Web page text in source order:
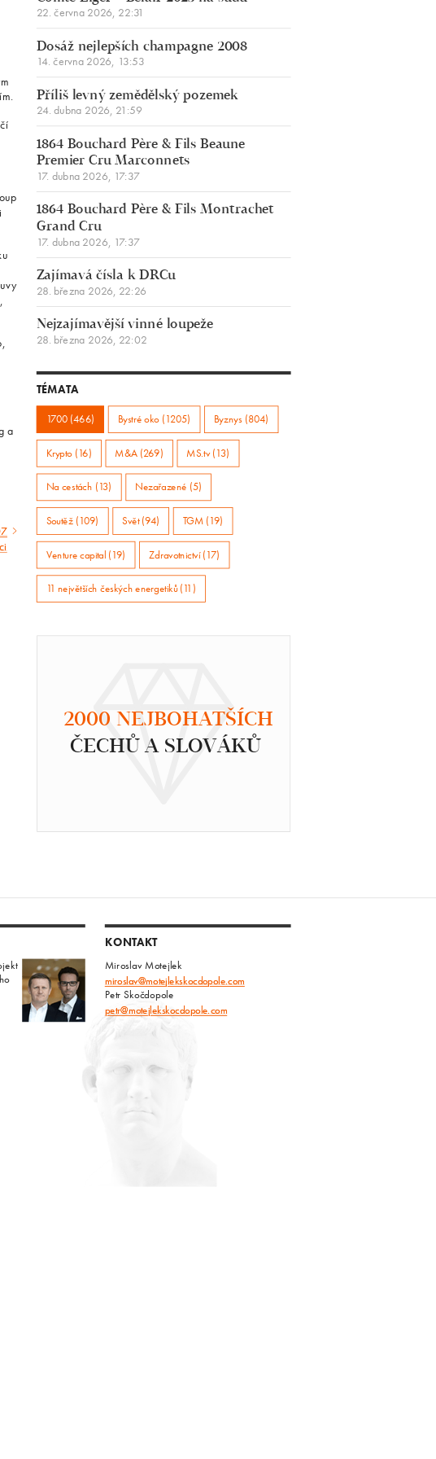
a
22. června 2026, 22:31
Dosáž nejlepších champagne 2008
14. června 2026, 13:53
Příliš levný zemědělský pozemek
24. dubna 2026, 21:59
1864 Bouchard Père & Fils Beaune
Premier Cru Marconnets
17. dubna 2026, 17:37
1864 Bouchard Père & Fils Montrachet
Grand Cru
17. dubna 2026, 17:37
Zajímavá čísla k DRCu
28. března 2026, 22:26
Nejzajímavější vinné loupeže
28. března 2026, 22:02
TÉMATA
1700 (466) Bystré oko (1205) Byznys (804)
Krypto (16) M&A (269) MS.tv (13)
Na cestách (13) Nezařazené (5)
Soutěž (109) Svět (94) TGM (19)
Venture capital (19) Zdravotnictví (17)
11 největších českých energetiků (11)
2000 NEJBOHATŠÍCH
ČECHŮ A SLOVÁKŮ
KONTAKT
Miroslav Motejlek
miroslav@motejlekskocdopole.com
Petr Skočdopole
petr@motejlekskocdopole.com